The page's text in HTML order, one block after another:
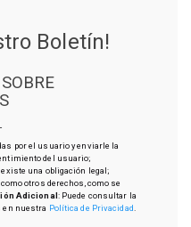
Boletín!
por el usuario y enviarle la
del usuario;
una obligación legal;
otros derechos, como se
Adicional : Puede consultar la
en nuestra Política de Privacidad.